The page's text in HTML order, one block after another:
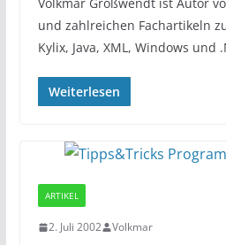
und zahlreichen Fachartikeln
Kylix, Java, XML, Windows und
Weiterlesen
ARTIKEL
2. Juli 2002 Volkmar